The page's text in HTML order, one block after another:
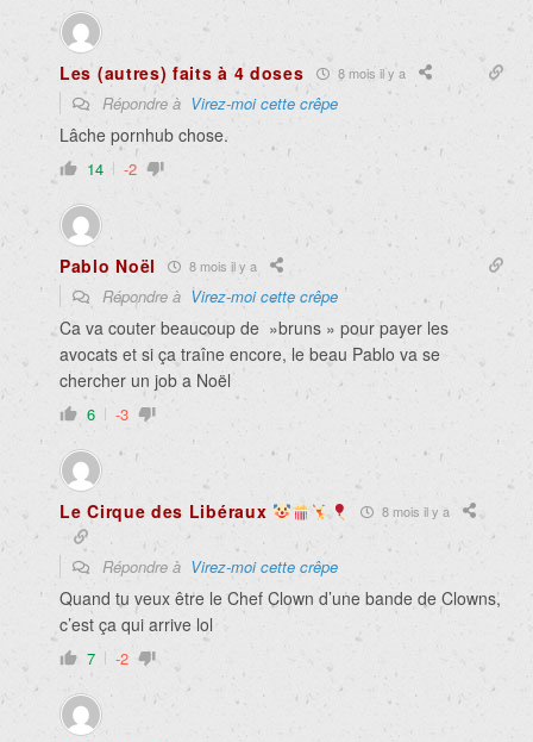
Les (autres) faits à 4 doses 8 mois il y a
Répondre à Virez-moi cette crêpe
Lâche pornhub chose.
14 -2
Pablo Noël 8 mois il y a
Répondre à Virez-moi cette crêpe
Ca va couter beaucoup de »bruns » pour payer les
avocats et si ça traîne encore, le beau Pablo va se
chercher un job a Noël
6 -3
Le Cirque des Libéraux 8 mois il y a
Répondre à Virez-moi cette crêpe
Quand tu veux être le Chef Clown d’une bande de Clowns,
c’est ça qui arrive lol
7 -2